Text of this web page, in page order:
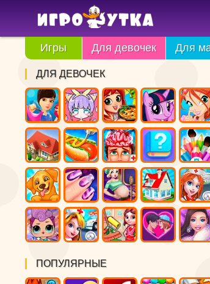
Игры Для девочек Для
ДЛЯ ДЕВОЧЕК
ПОПУЛЯРНЫЕ